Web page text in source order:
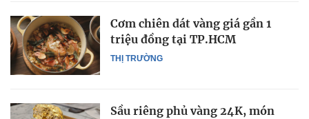
THỊ TRƯỜNG
Cơm chiên dát vàng giá gần 1
triệu đồng tại TP.HCM
Sầu riêng phủ vàng 24K, món